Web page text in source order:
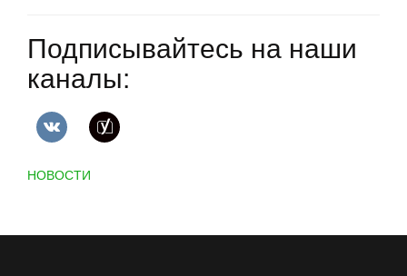
Подписывайтесь на наши
каналы:
НОВОСТИ